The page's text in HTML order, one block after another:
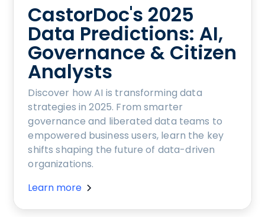
CastorDoc's 2025
Data Predictions: AI,
Governance & Citizen
Analysts
Discover how AI is transforming data
strategies in 2025. From smarter
governance and liberated data teams to
empowered business users, learn the key
shifts shaping the future of data-driven
organizations.
Learn more